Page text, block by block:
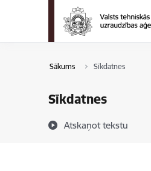
Pāriet uz lapas saturu
Sākums Sīkdatnes
Sīkdatnes
Atskaņot tekstu